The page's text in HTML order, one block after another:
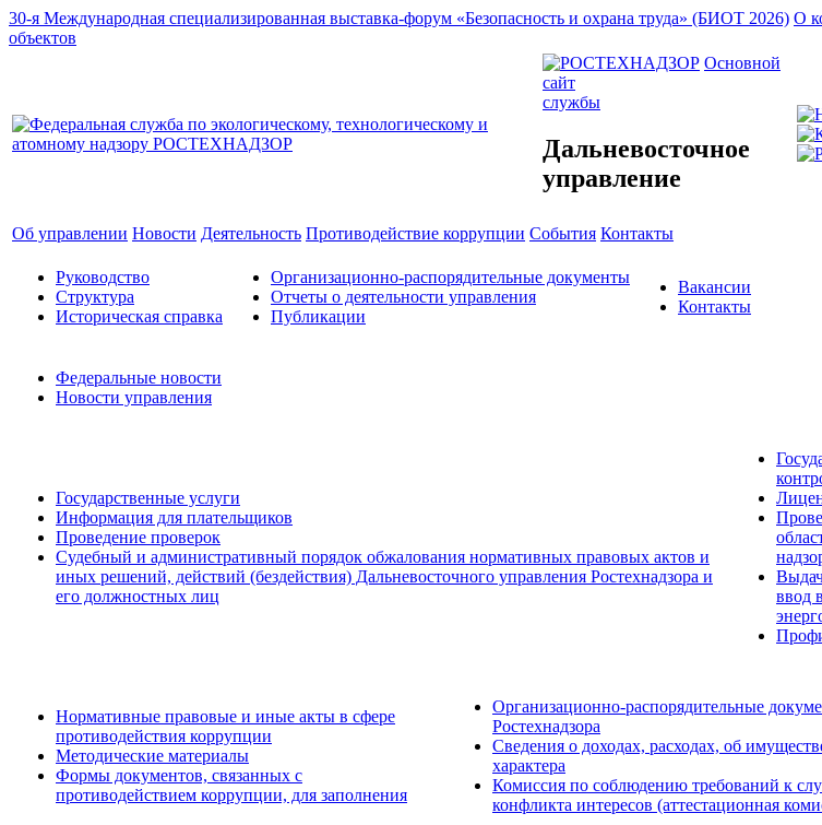
30-я Международная специализированная выставка-форум «Безопасность и охрана труда» (БИОТ 2026) О
объектов
Основной
сайт
службы
Дальневосточное
управление
Об управлении Новости Деятельность Противодействие коррупции События Контакты
Руководство
Структура
Историческая справка
Организационно-распорядительные документы
Отчеты о деятельности управления
Публикации
Вакансии
Контакты
Федеральные новости
Новости управления
Государственные услуги
Информация для плательщиков
Проведение проверок
Судебный и административный порядок обжалования нормативных правовых актов и
иных решений, действий (бездействия) Дальневосточного управления Ростехнадзора и
его должностных лиц
ввод
Нормативные правовые и иные акты в сфере
противодействия коррупции
Методические материалы
Формы документов, связанных с
противодействием коррупции, для заполнения
Организационно-распорядительные
Ростехнадзора
Сведения о доходах, расходах, об
характера
Комиссия по соблюдению требований к
конфликта интересов (аттестационная